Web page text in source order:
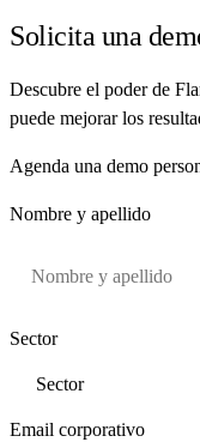
Solicita una
Descubre el poder de
puede mejorar los
Agenda una demo
Nombre y apellido
Sector
Email corporativo